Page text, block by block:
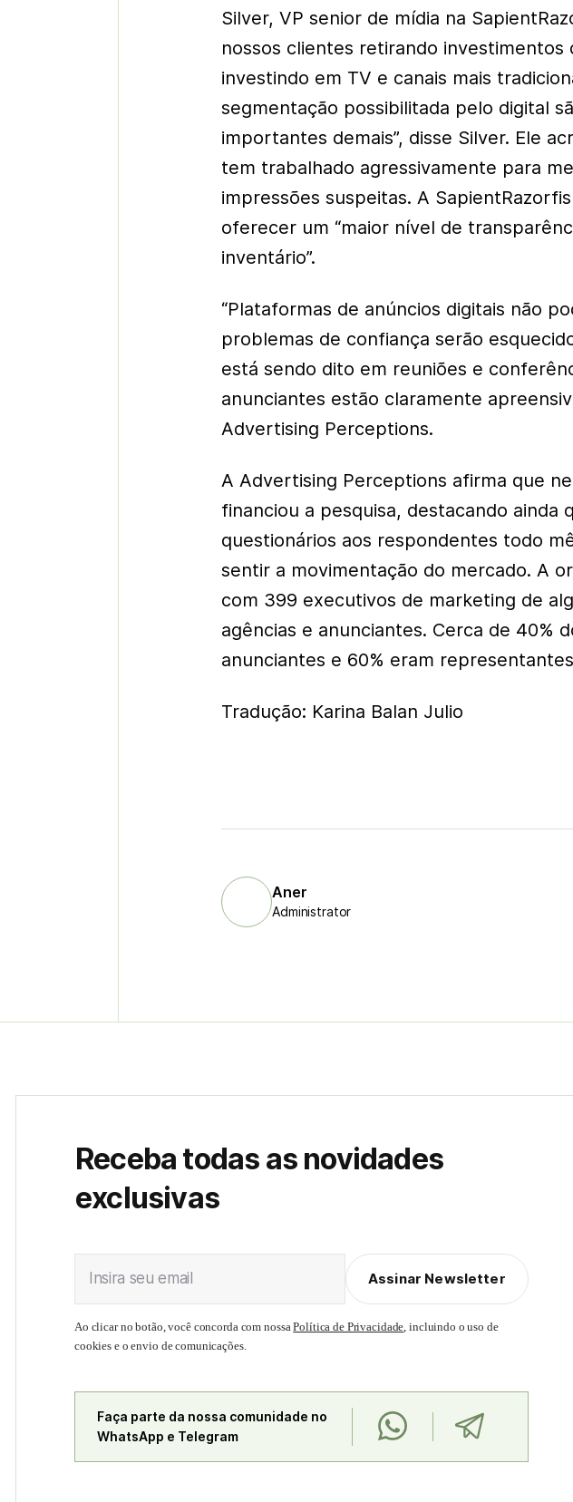
Silver, VP senior de mídia na
nossos clientes retirando investimentos
investindo em TV e canais mais
segmentação possibilitada pelo digital
importantes demais”, disse Silver. Ele
tem trabalhado agressivamente para
impressões suspeitas. A
oferecer um “maior nível de
inventário”.
“Plataformas de anúncios digitais não
problemas de confiança serão
está sendo dito em reuniões e
anunciantes estão claramente
Advertising Perceptions.
A Advertising Perceptions afirma que
financiou a pesquisa, destacando ainda
questionários aos respondentes todo
sentir a movimentação do mercado. A
com 399 executivos de marketing de
agências e anunciantes. Cerca de 40%
anunciantes e 60% eram
Tradução: Karina Balan Julio
Aner
Administrator
Receba todas as novidades
exclusivas
Insira seu email Assinar Newsletter
Ao clicar no botão, você concorda com nossaPolítica de Privacidade, incluindo o uso de
cookies e o envio de comunicações.
Faça parte da nossa comunidade no
WhatsApp e Telegram